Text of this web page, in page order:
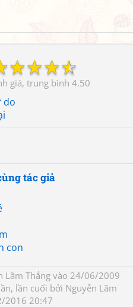
☆
☆
☆
☆
4.50
do
tác giả
con
Lãm Thắngvào 24/06/2009
lần cuối bởi Nguyễn Lãm
2016 20:47